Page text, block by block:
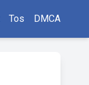
Tos DMCA